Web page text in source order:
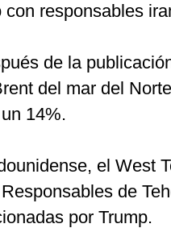
responsables
de la
del mar del
14%.
el West
de
por Trump.